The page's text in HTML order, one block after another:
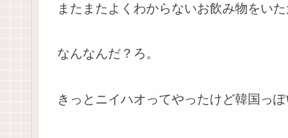
またまたよくわからないお飲み物をいた
なんなんだ？ろ。
きっとニイハオってやったけど韓国っ